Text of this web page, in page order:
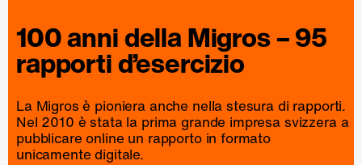
100 anni dellaMigros– 95
rapportid’esercizio
La Migros è pioniera anche nella stesura di rapporti.
Nel 2010 è stata la prima grande impresa svizzera a
pubblicare online un rapportoin formato
unicamente digitale.